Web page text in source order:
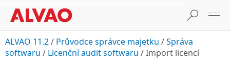
ALVAO 11.2/ Průvodce správce majetku /Správa
softwaru / Licenční audit softwaru /Import licencí